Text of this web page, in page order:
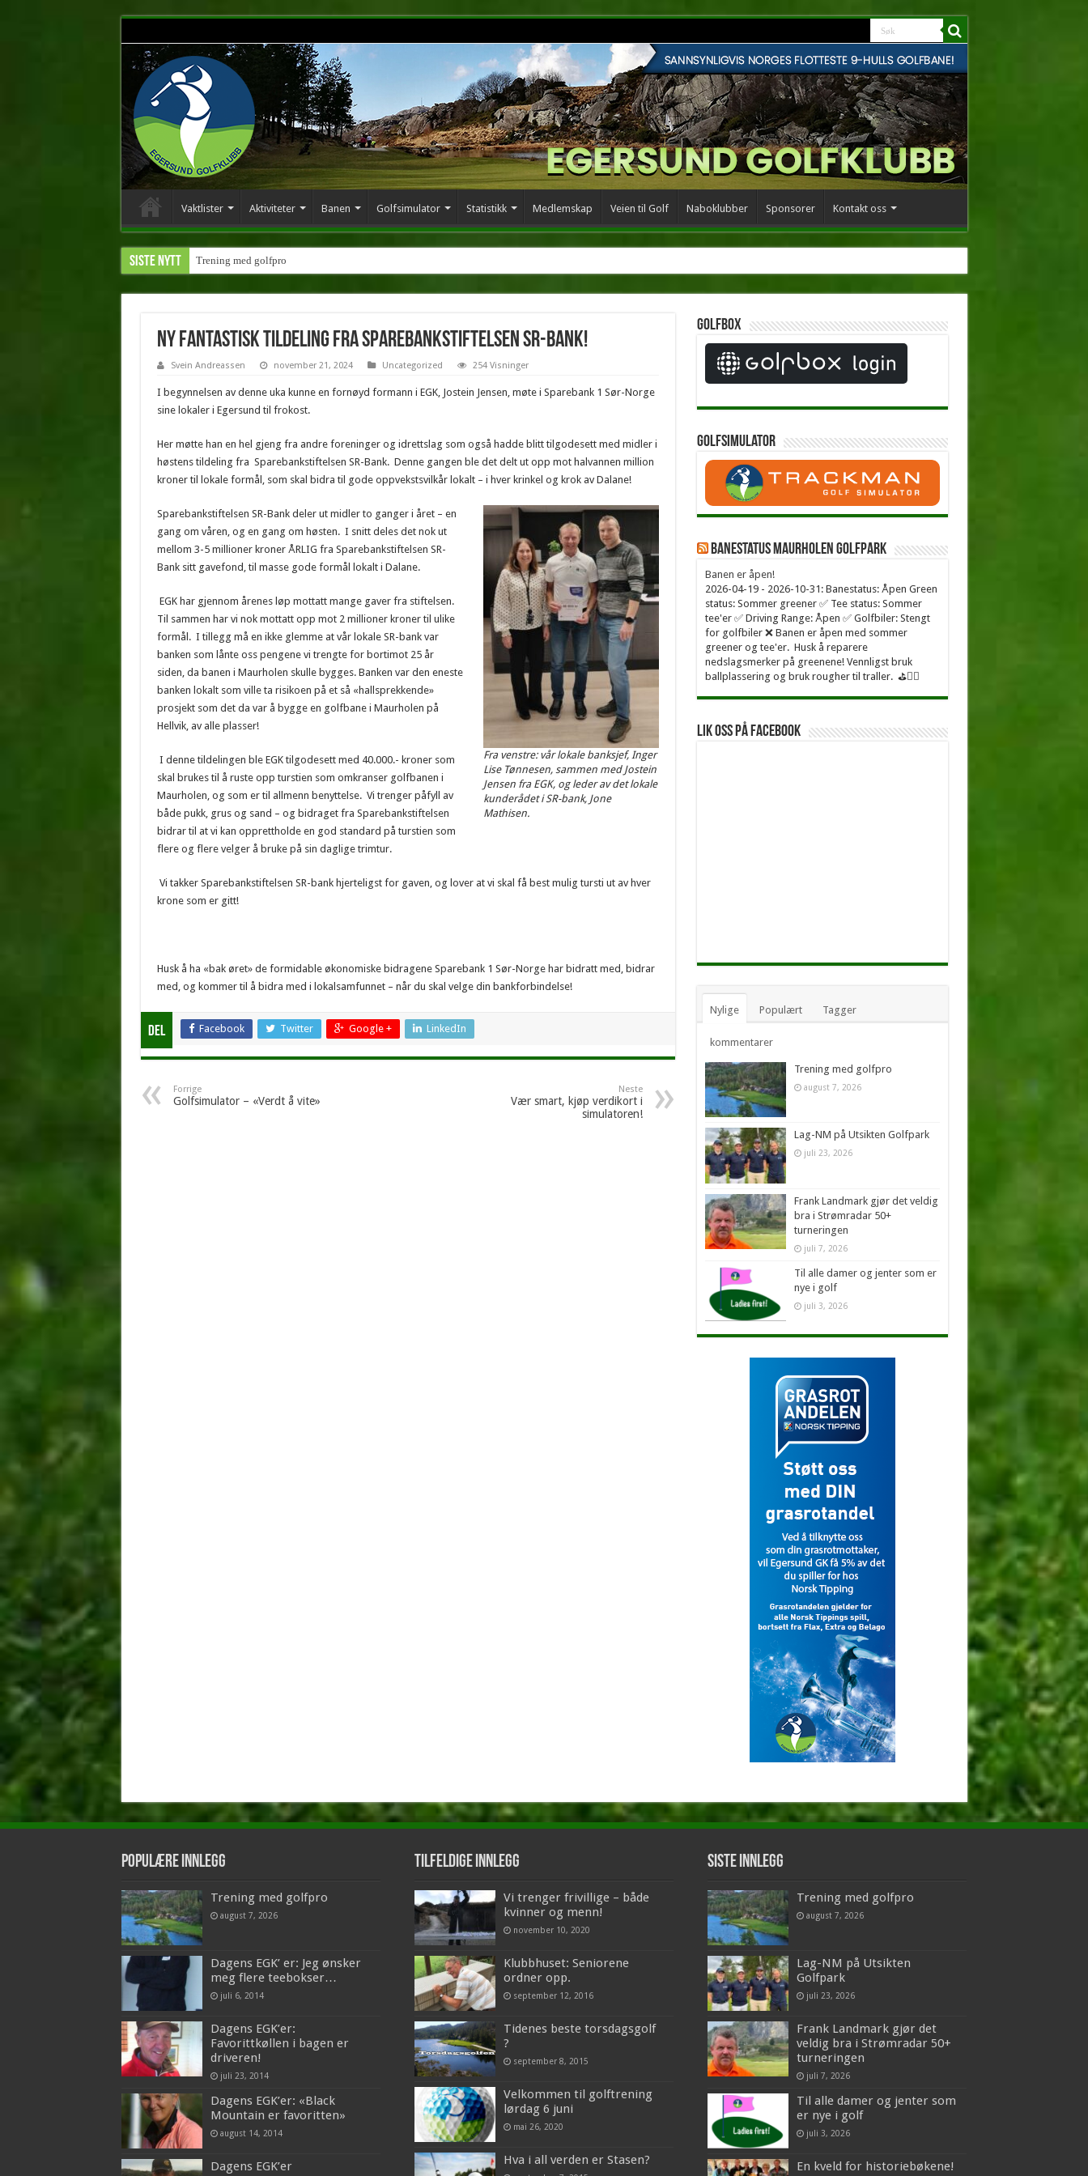
Vaktlister Aktiviteter Banen Golfsimulator Statistikk Medlemskap Veien til Golf Naboklubber Sponsorer Kontakt oss
Siste nytt Trening med golfpro
Ny fantastisk tildeling fra Sparebankstiftelsen SR-Bank!
Svein Andreassen november 21, 2024 Uncategorized 254 Visninger
I begynnelsen av denne uka kunne en fornøyd formann i EGK, Jostein Jensen, møte i Sparebank 1 Sør-Norge
sine lokaler i Egersund til frokost.
Her møtte han en hel gjeng fra andre foreninger og idrettslag som også hadde blitt tilgodesett med midler i
høstens tildeling fra Sparebankstiftelsen SR-Bank. Denne gangen ble det delt ut opp mot halvannen million
kroner til lokale formål, som skal bidra til gode oppvekstsvilkår lokalt – i hver krinkel og krok av Dalane!
Fra venstre: vår lokale banksjef, Inger
Lise Tønnesen, sammen med Jostein
Jensen fra EGK, og leder av det lokale
kunderådet i SR-bank, Jone
Mathisen.
Sparebankstiftelsen SR-Bank deler ut midler to ganger i året – en
gang om våren, og en gang om høsten. I snitt deles det nok ut
mellom 3-5 millioner kroner ÅRLIG fra Sparebankstiftelsen SR-
Bank sitt gavefond, til masse gode formål lokalt i Dalane.
EGK har gjennom årenes løp mottatt mange gaver fra stiftelsen.
Til sammen har vi nok mottatt opp mot 2 millioner kroner til ulike
formål. I tillegg må en ikke glemme at vår lokale SR-bank var
banken som lånte oss pengene vi trengte for bortimot 25 år
siden, da banen i Maurholen skulle bygges. Banken var den eneste
banken lokalt som ville ta risikoen på et så «hallsprekkende»
prosjekt som det da var å bygge en golfbane i Maurholen på
Hellvik, av alle plasser!
I denne tildelingen ble EGK tilgodesett med 40.000.- kroner som
skal brukes til å ruste opp turstien som omkranser golfbanen i
Maurholen, og som er til allmenn benyttelse. Vi trenger påfyll av
både pukk, grus og sand – og bidraget fra Sparebankstiftelsen
bidrar til at vi kan opprettholde en god standard på turstien som
flere og flere velger å bruke på sin daglige trimtur.
Vi takker Sparebankstiftelsen SR-bank hjerteligst for gaven, og lover at vi skal få best mulig tursti ut av hver
krone som er gitt!
Husk å ha «bak øret» de formidable økonomiske bidragene Sparebank 1 Sør-Norge har bidratt med, bidrar
med, og kommer til å bidra med i lokalsamfunnet – når du skal velge din bankforbindelse!
Del Facebook Twitter Google + LinkedIn
Forrige
Golfsimulator – «Verdt å vite»
Neste
Vær smart, kjøp verdikort i
simulatoren!
Golfbox
Golfsimulator
Banestatus Maurholen Golfpark
Banen er åpen!
2026-04-19 - 2026-10-31: Banestatus: Åpen Green
status: Sommer greener ✅ Tee status: Sommer
tee'er ✅ Driving Range: Åpen ✅ Golfbiler: Stengt
for golfbiler ❌ Banen er åpen med sommer
greener og tee'er. Husk å reparere
nedslagsmerker på greenene! Vennligst bruk
ballplassering og bruk rougher til traller. ⛳🏌️‍♂
Lik oss på facebook
Nylige Populært Tagger
kommentarer
Trening med golfpro
august 7, 2026
Lag-NM på Utsikten Golfpark
juli 23, 2026
Frank Landmark gjør det veldig
bra i Strømradar 50+
turneringen
juli 7, 2026
Til alle damer og jenter som er
nye i golf
juli 3, 2026
Populære innlegg
Trening med golfpro
august 7, 2026
Dagens EGK’ er: Jeg ønsker
meg flere teebokser…
juli 6, 2014
Dagens EGK’er:
Favorittkøllen i bagen er
driveren!
juli 23, 2014
Dagens EGK’er: «Black
Mountain er favoritten»
august 14, 2014
Dagens EGK’er
Tilfeldige innlegg
Vi trenger frivillige – både
kvinner og menn!
november 10, 2020
Klubbhuset: Seniorene
ordner opp.
september 12, 2016
Tidenes beste torsdagsgolf
?
september 8, 2015
Velkommen til golftrening
lørdag 6 juni
mai 26, 2020
Hva i all verden er Stasen?
Siste innlegg
Trening med golfpro
august 7, 2026
Lag-NM på Utsikten
Golfpark
juli 23, 2026
Frank Landmark gjør det
veldig bra i Strømradar 50+
turneringen
juli 7, 2026
Til alle damer og jenter som
er nye i golf
juli 3, 2026
En kveld for historiebøkene!